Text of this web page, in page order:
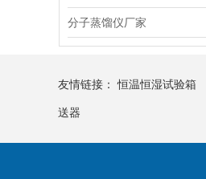
分子蒸馏仪厂家
友情链接：恒温恒湿试验箱
送器